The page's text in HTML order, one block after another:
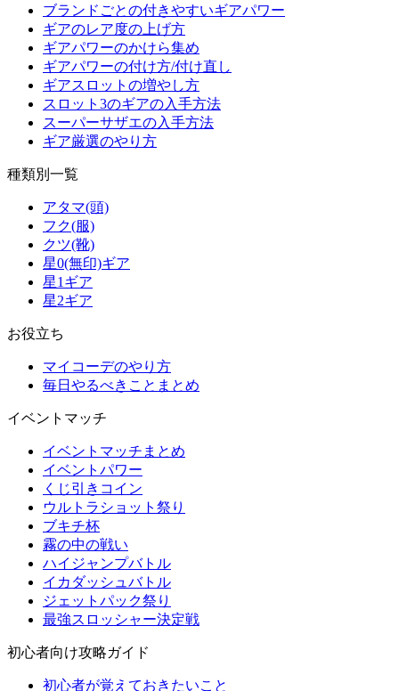
ブランドごとの付きやすいギアパワー
ギアのレア度の上げ方
ギアパワーのかけら集め
ギアパワーの付け方/付け直し
ギアスロットの増やし方
スロット3のギアの入手方法
スーパーサザエの入手方法
ギア厳選のやり方
種類別一覧
アタマ(頭)
フク(服)
クツ(靴)
星0(無印)ギア
星1ギア
星2ギア
お役立ち
マイコーデのやり方
毎日やるべきことまとめ
イベントマッチ
イベントマッチまとめ
イベントパワー
くじ引きコイン
ウルトラショット祭り
ブキチ杯
霧の中の戦い
ハイジャンプバトル
イカダッシュバトル
ジェットパック祭り
最強スロッシャー決定戦
初心者向け攻略ガイド
初心者が覚えておきたいこと